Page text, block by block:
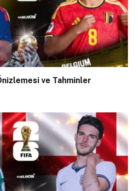
ve Tahminler